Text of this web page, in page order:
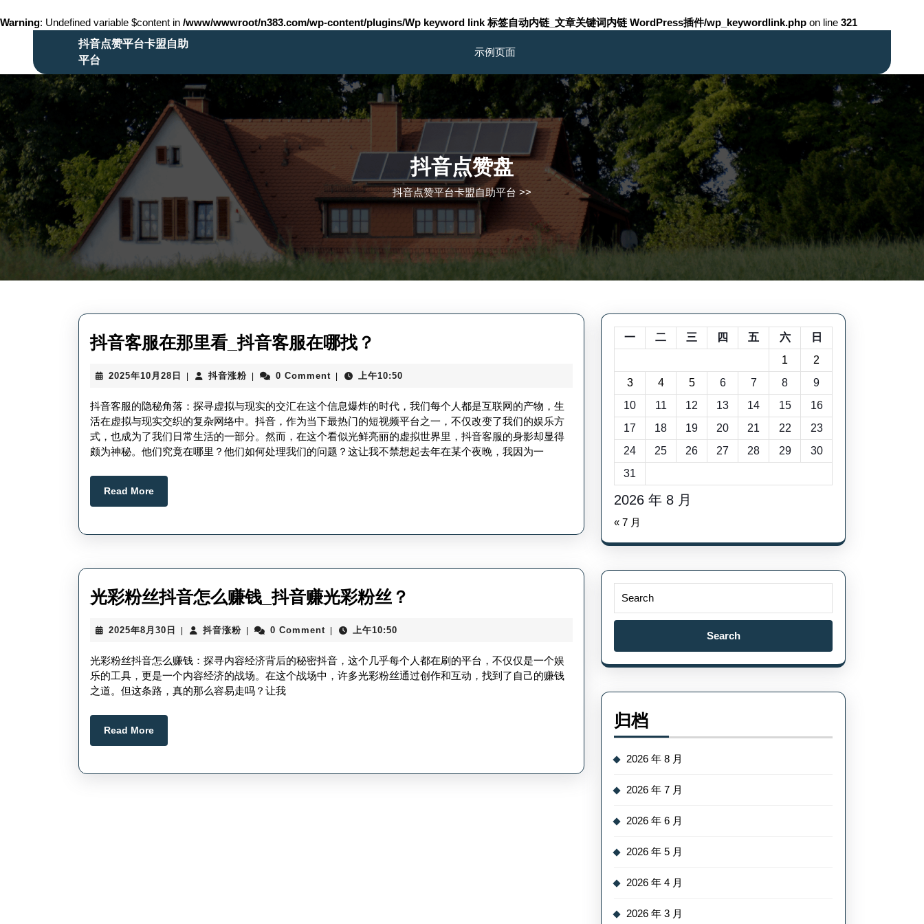
Warning: Undefined variable $content in /www/wwwroot/n383.com/wp-content/plugins/Wp keyword link 标签自动内链_文章关键词内链 WordPress插件/wp_keywordlink.php on line 321
抖音点赞平台卡盟自助
平台
示例页面
抖音点赞盘
抖音点赞平台卡盟自助平台 >>
抖音客服在那里看_抖音客服在哪找？
客
服
在
那
客
服
在
哪
找？
2025年10月28日
2025
10
月
28
日
抖音涨粉抖
涨
粉
0 Comment 上午10:50
抖音客服的隐秘角落：探寻虚拟与现实的交汇在这个信息爆炸的时代，我们每个人都是互联网的产物，生
活在虚拟与现实交织的复杂网络中。抖音，作为当下最热门的短视频平台之一，不仅改变了我们的娱乐方
式，也成为了我们日常生活的一部分。然而，在这个看似光鲜亮丽的虚拟世界里，抖音客服的身影却显得
颇为神秘。他们究竟在哪里？他们如何处理我们的问题？这让我不禁想起去年在某个夜晚，我因为一
Read MoreRead
More
光彩粉丝抖音怎么赚钱_抖音赚光彩粉丝？
丝
抖
2025年8月30日
2025
8
月
30
日
抖音涨粉抖
涨
粉
0 Comment 上午10:50
光彩粉丝抖音怎么赚钱：探寻内容经济背后的秘密抖音，这个几乎每个人都在刷的平台，不仅仅是一个娱
乐的工具，更是一个内容经济的战场。在这个战场中，许多光彩粉丝通过创作和互动，找到了自己的赚钱
之道。但这条路，真的那么容易走吗？让我
Read MoreRead
More
2026 年 8 月
一 二 三 四 五 六
日
1
2
3
4 5 6 7 8
9
10
11 12 13 14 15
16
17
18 19 20 21 22
23
24
25 26 27 28 29
30
31
« 7 月
Search
归档
2026 年 8 月
2026 年 7 月
2026 年 6 月
2026 年 5 月
2026 年 4 月
2026 年 3 月